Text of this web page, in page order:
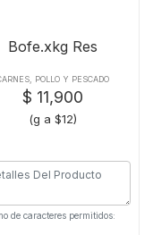
Bofe.xkg Res
POLLO Y PESCADO
$ 11,900
(g a $12)
de caracteres permitidos: